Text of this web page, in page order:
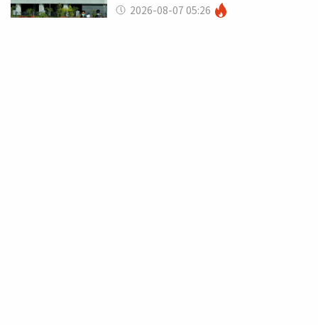
2026-08-07 05:26